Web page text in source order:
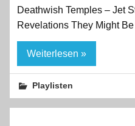
Deathwish Temples – Jet
Revelations They Might
Weiterlesen »
Playlisten